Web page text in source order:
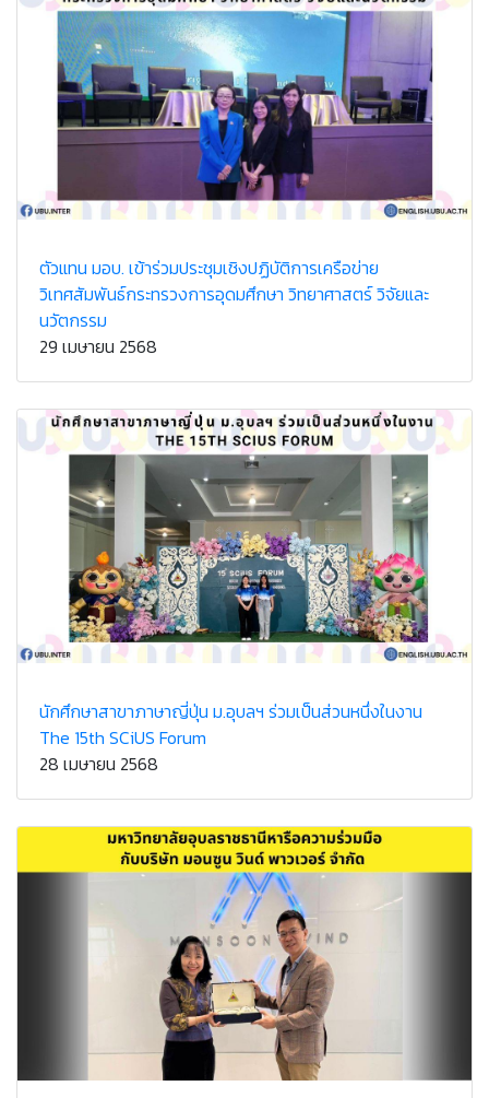
ตัวแทน มอบ. เข้าร่วมประชุมเชิงปฏิบัติการเครือข่าย
วิเทศสัมพันธ์กระทรวงการอุดมศึกษา วิทยาศาสตร์ วิจัยและ
นวัตกรรม
29 เมษายน 2568
นักศึกษาสาขาภาษาญี่ปุ่น ม.อุบลฯ ร่วมเป็นส่วนหนึ่งในงาน
The 15th SCiUS Forum
28 เมษายน 2568